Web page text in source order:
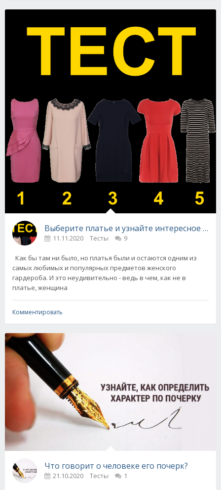
Выберите платье и узнайте интересное о
11.11.2020 Тесты 9
Как бы там ни было, но платья были и остаются одним из
самых любимых и популярных предметов женского
гардероба. И это неудивительно - ведь в чем, как не в
платье, женщина
Комментировать
Что говорит о человеке его почерк?
21.10.2020 Тесты 1